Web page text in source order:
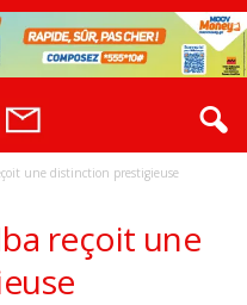
une distinction prestigieuse
reçoit une